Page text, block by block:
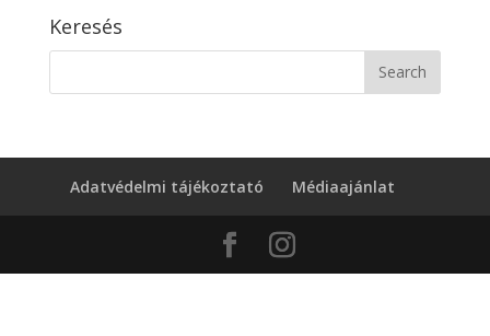
Keresés
Adatvédelmi tájékoztató Médiaajánlat